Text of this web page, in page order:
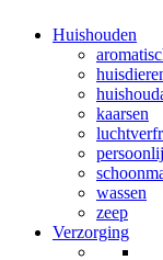
Huishouden
kaarsen
wassen
zeep
Verzorging